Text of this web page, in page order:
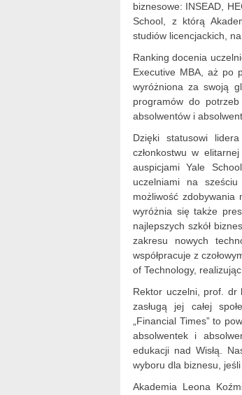
biznesowe: INSEAD,
School, z którą
studiów licencjackich,
Ranking docenia
Executive MBA, aż po
wyróżniona za swoją
programów do
absolwentów i
Dzięki statusowi
członkostwu w
auspicjami Yale
uczelniami na
możliwość zdobywania
wyróżnia się także
najlepszych szkół
zakresu nowych
współpracuje z
of Technology,
Rektor uczelni, prof. dr
zasługą jej całej
„Financial Times” to
absolwentek i
edukacji nad Wisłą.
wyboru dla biznesu,
Akademia Leona